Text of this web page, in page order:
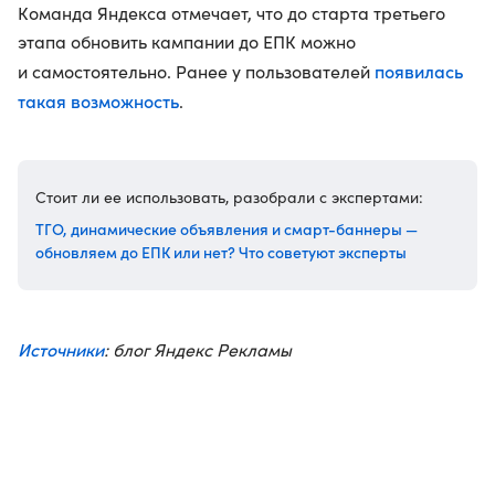
Команда Яндекса отмечает, что до старта третьего
этапа обновить кампании до ЕПК можно
и самостоятельно. Ранее у пользователей появилась
такая возможность.
Стоит ли ее использовать, разобрали с экспертами:
ТГО, динамические объявления и смарт-баннеры —
обновляем до ЕПК или нет? Что советуют эксперты
Источники: блог Яндекс Рекламы